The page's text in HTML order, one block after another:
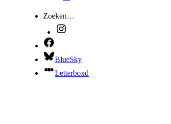
Zoeken…
BlueSky
Letterboxd